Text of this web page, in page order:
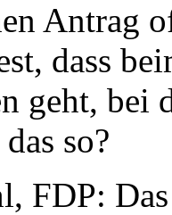
Antrag
dass
geht, bei
so?
FDP: